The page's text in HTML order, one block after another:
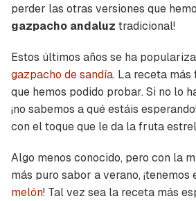
perder las otras versiones que
gazpacho andaluz tradicional!
Estos últimos años se ha
gazpacho de sandía. La receta más
que hemos podido probar. Si no lo
¡no sabemos a qué estáis
con el toque que le da la fruta
Algo menos conocido, pero con la
más puro sabor a verano, ¡tenemos
melón! Tal vez sea la receta más